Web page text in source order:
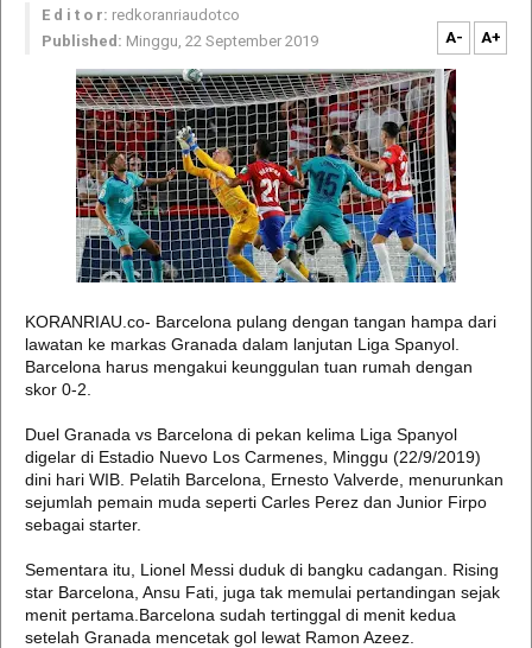
E d i t o r: redkoranriaudotco
Published: Minggu, 22 September 2019 A- A+
KORANRIAU.co- Barcelona pulang dengan tangan hampa dari
lawatan ke markas Granada dalam lanjutan Liga Spanyol.
Barcelona harus mengakui keunggulan tuan rumah dengan
skor 0-2.
Duel Granada vs Barcelona di pekan kelima Liga Spanyol
digelar di Estadio Nuevo Los Carmenes, Minggu (22/9/2019)
dini hari WIB. Pelatih Barcelona, Ernesto Valverde, menurunkan
sejumlah pemain muda seperti Carles Perez dan Junior Firpo
sebagai starter.
Sementara itu, Lionel Messi duduk di bangku cadangan. Rising
star Barcelona, Ansu Fati, juga tak memulai pertandingan sejak
menit pertama.Barcelona sudah tertinggal di menit kedua
setelah Granada mencetak gol lewat Ramon Azeez.